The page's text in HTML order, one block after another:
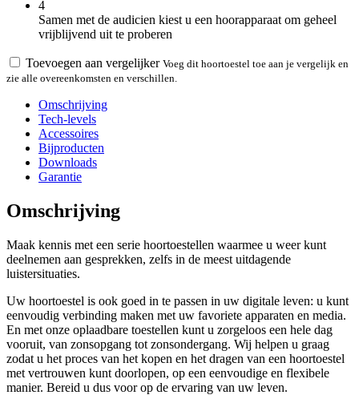
4
Samen met de audicien kiest u een hoorapparaat om geheel
vrijblijvend uit te proberen
Toevoegen aan vergelijker Voeg dit hoortoestel toe aan je vergelijk en
zie alle overeenkomsten en verschillen.
Omschrijving
Tech-levels
Accessoires
Bijproducten
Downloads
Garantie
Omschrijving
Maak kennis met een serie hoortoestellen waarmee u weer kunt
deelnemen aan gesprekken, zelfs in de meest uitdagende
luistersituaties.
Uw hoortoestel is ook goed in te passen in uw digitale leven: u kunt
eenvoudig verbinding maken met uw favoriete apparaten en media.
En met onze oplaadbare toestellen kunt u zorgeloos een hele dag
vooruit, van zonsopgang tot zonsondergang. Wij helpen u graag
zodat u het proces van het kopen en het dragen van een hoortoestel
met vertrouwen kunt doorlopen, op een eenvoudige en flexibele
manier. Bereid u dus voor op de ervaring van uw leven.